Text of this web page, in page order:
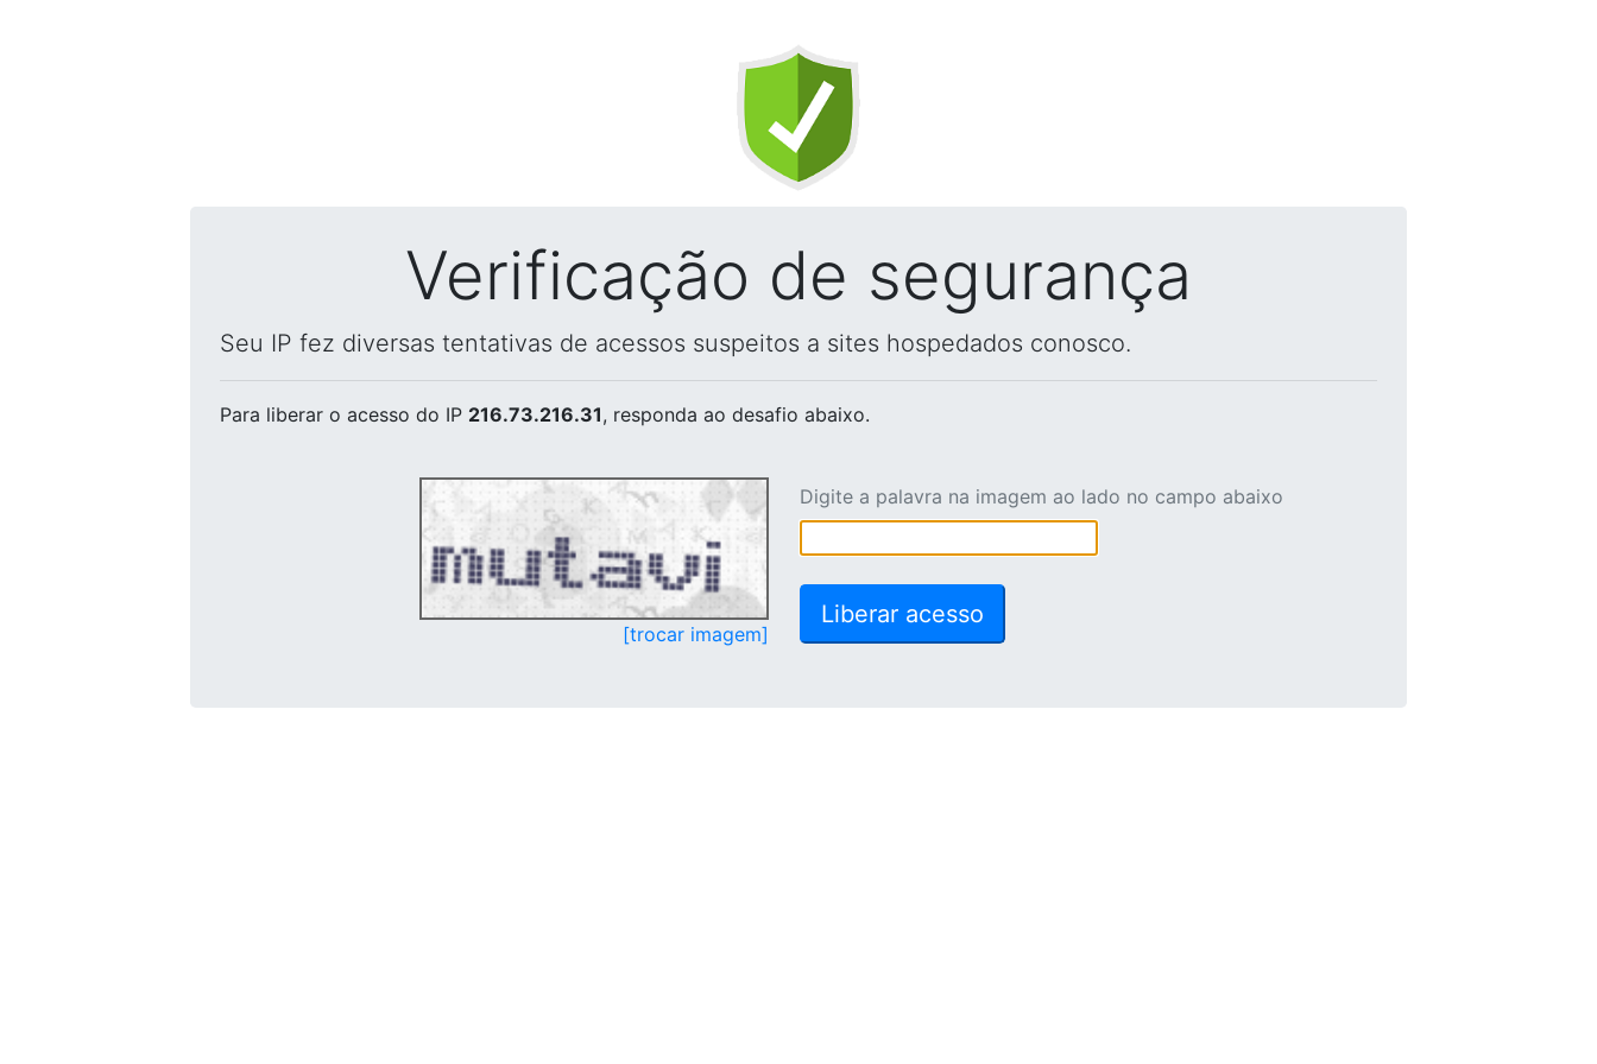
Verificação de segurança
Seu IP fez diversas tentativas de acessos suspeitos a sites hospedados conosco.
Para liberar o acesso do IP 216.73.216.31, responda ao desafio abaixo.
[trocar imagem]
Digite a palavra na imagem ao lado no campo abaixo